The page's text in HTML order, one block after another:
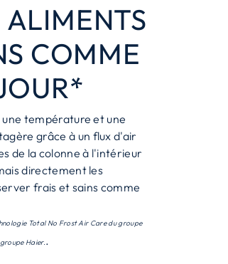
COMME
température et une
grâce à un flux d'air
de la colonne à l'intérieur
directement les
frais et sains comme
Total No Frost Air Care du groupe
Haier. .